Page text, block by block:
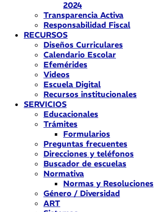
2024
Transparencia Activa
Responsabilidad Fiscal
RECURSOS
Diseños Curriculares
Calendario Escolar
Efemérides
Videos
Escuela Digital
Recursos institucionales
SERVICIOS
Educacionales
Trámites
Formularios
Preguntas frecuentes
Direcciones y teléfonos
Buscador de escuelas
Normativa
Normas y Resoluciones
Género / Diversidad
ART